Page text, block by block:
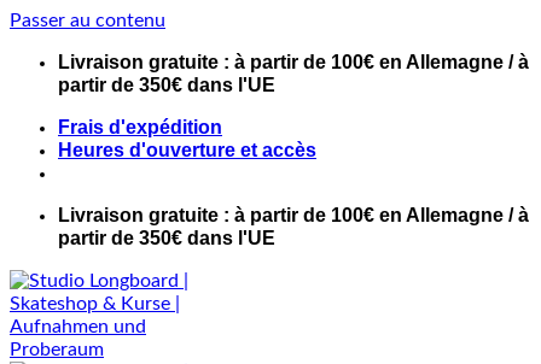
Passer au contenu
Livraison gratuite : à partir de 100€ en Allemagne / à
partir de 350€ dans l'UE
Frais d'expédition
Heures d'ouverture et accès
Livraison gratuite : à partir de 100€ en Allemagne / à
partir de 350€ dans l'UE